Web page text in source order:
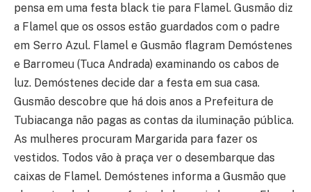
pensa em uma festa black tie para Flamel. Gusmão diz
a Flamel que os ossos estão guardados com o padre
em Serro Azul. Flamel e Gusmão flagram Demóstenes
e Barromeu (Tuca Andrada) examinando os cabos de
luz. Demóstenes decide dar a festa em sua casa.
Gusmão descobre que há dois anos a Prefeitura de
Tubiacanga não pagas as contas da iluminação pública.
As mulheres procuram Margarida para fazer os
vestidos. Todos vão à praça ver o desembarque das
caixas de Flamel. Demóstenes informa a Gusmão que